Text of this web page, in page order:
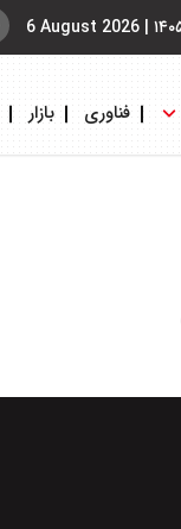
|
6 August 2026
فناوری بازار